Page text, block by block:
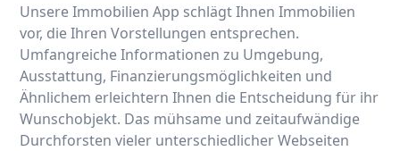
Unsere Immobilien App schlägt Ihnen Immobilien
vor, die Ihren Vorstellungen entsprechen.
Umfangreiche Informationen zu Umgebung,
Ausstattung, Finanzierungsmöglichkeiten und
Ähnlichem erleichtern Ihnen die Entscheidung für ihr
Wunschobjekt. Das mühsame und zeitaufwändige
Durchforsten vieler unterschiedlicher Webseiten